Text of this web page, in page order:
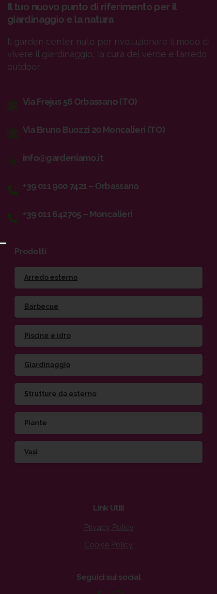
Il tuo nuovo punto di riferimento per il
giardinaggio e la natura
Il garden center nato per rivoluzionare il modo di
vivere il giardinaggio, la cura del verde e l’arredo
outdoor.
Via Frejus 56 Orbassano (TO)
Via Bruno Buozzi 20 Moncalieri (TO)
info@gardeniamo.it
+39 011 900 7421 – Orbassano
+39 011 642705 – Moncalieri
Prodotti
Arredo esterno
Barbecue
Piscine e idro
Giardinaggio
Strutture da esterno
Piante
Vasi
Link Utili
Privacy Policy
Cookie Policy
Seguici sui social